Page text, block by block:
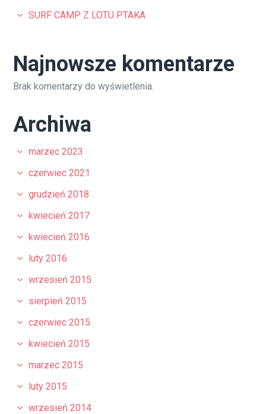
SURF CAMP Z LOTU PTAKA
Najnowsze komentarze
Brak komentarzy do wyświetlenia.
Archiwa
marzec 2023
czerwiec 2021
grudzień 2018
kwiecień 2017
kwiecień 2016
luty 2016
wrzesień 2015
sierpień 2015
czerwiec 2015
kwiecień 2015
marzec 2015
luty 2015
wrzesień 2014